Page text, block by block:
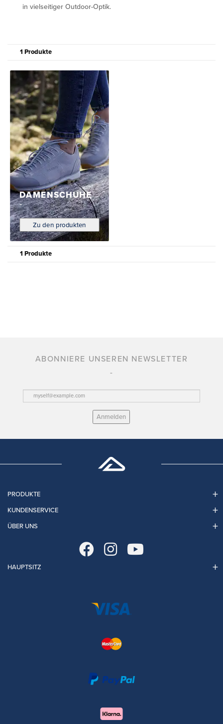
in vielseitiger Outdoor-Optik.
1 Produkte
DAMENSCHUHE
Zu den produkten
1 Produkte
ABONNIERE UNSEREN NEWSLETTER
Anmelden
PRODUKTE
KUNDENSERVICE
ÜBER UNS
HAUPTSITZ